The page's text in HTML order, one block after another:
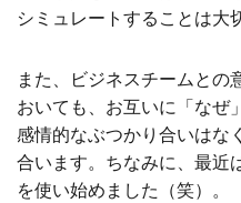
シミュレートすることは大
また、ビジネスチームとの
おいても、お互いに「なぜ
感情的なぶつかり合いはな
合います。ちなみに、最近
を使い始めました（笑）。